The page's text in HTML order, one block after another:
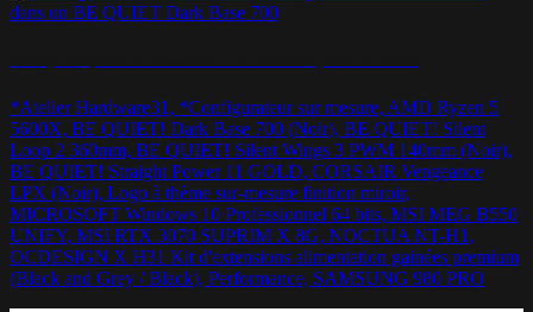
*Atelier Hardware31, *Configurateur sur mesure, AMD Ryzen 5
5600X, BE QUIET! Dark Base 700 (Noir), BE QUIET! Silent
Loop 2 360mm, BE QUIET! Silent Wings 3 PWM 140mm (Noir),
BE QUIET! Straight Power 11 GOLD, CORSAIR Vengeance
LPX (Noir), Logo à thème sur-mesure finition miroir,
MICROSOFT Windows 10 Professionnel 64 bits, MSI MEG B550
UNIFY, MSI RTX 3070 SUPRIM X 8G, NOCTUA NT-H1,
OCDESIGN X H31 Kit d'extensions alimentation gainées premium
(Black and Grey / Black), Performance, SAMSUNG 980 PRO